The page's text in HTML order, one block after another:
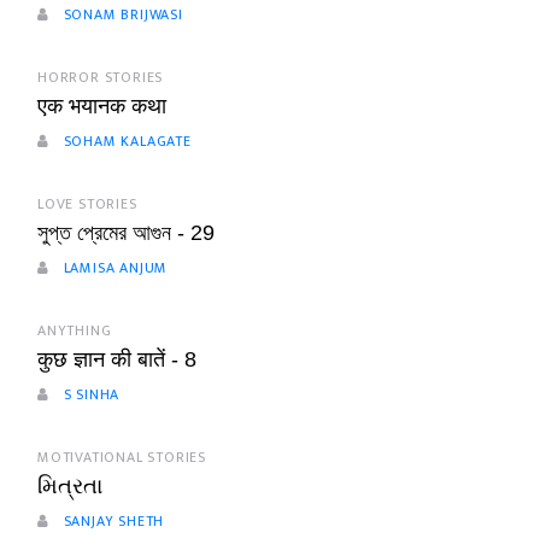
SONAM BRIJWASI
HORROR STORIES
एक भयानक कथा
SOHAM KALAGATE
LOVE STORIES
সুপ্ত প্রেমের আগুন - 29
LAMISA ANJUM
ANYTHING
कुछ ज्ञान की बातें - 8
S SINHA
MOTIVATIONAL STORIES
મિત્રતા
SANJAY SHETH